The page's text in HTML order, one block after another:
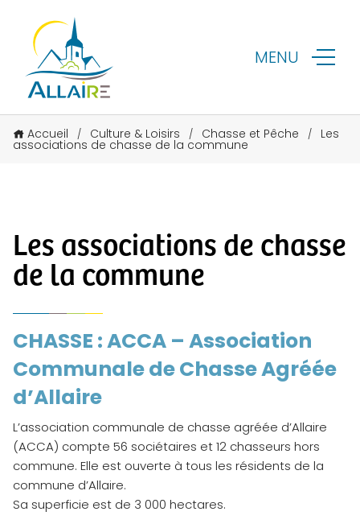
MENU
Accueil / Culture & Loisirs / Chasse et Pêche / Les
associations de chasse de la commune
Les associations de chasse
de la commune
CHASSE : ACCA – Association
Communale de Chasse Agréée
d’Allaire
L’association communale de chasse agréée d’Allaire
(ACCA) compte 56 sociétaires et 12 chasseurs hors
commune. Elle est ouverte à tous les résidents de la
commune d’Allaire.
Sa superficie est de 3 000 hectares.